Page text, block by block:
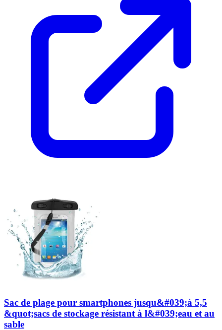
Sac de plage pour smartphones jusqu&#039;à 5,5
&quot;sacs de stockage résistant à l&#039;eau et au
sable